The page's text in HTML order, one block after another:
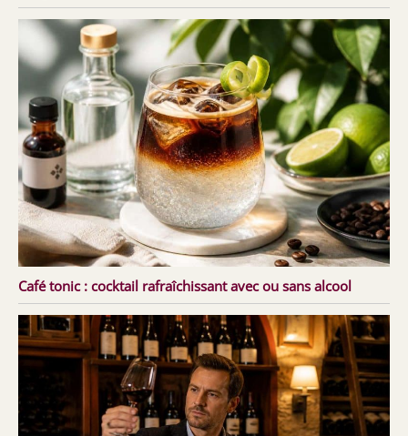
Café tonic : cocktail rafraîchissant avec ou sans alcool